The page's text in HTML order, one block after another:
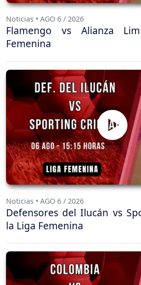
Noticias • AGO 6 / 2026
Flamengo vs Alianza
Femenina
Noticias • AGO 6 / 2026
Defensores del Ilucán vs
la Liga Femenina